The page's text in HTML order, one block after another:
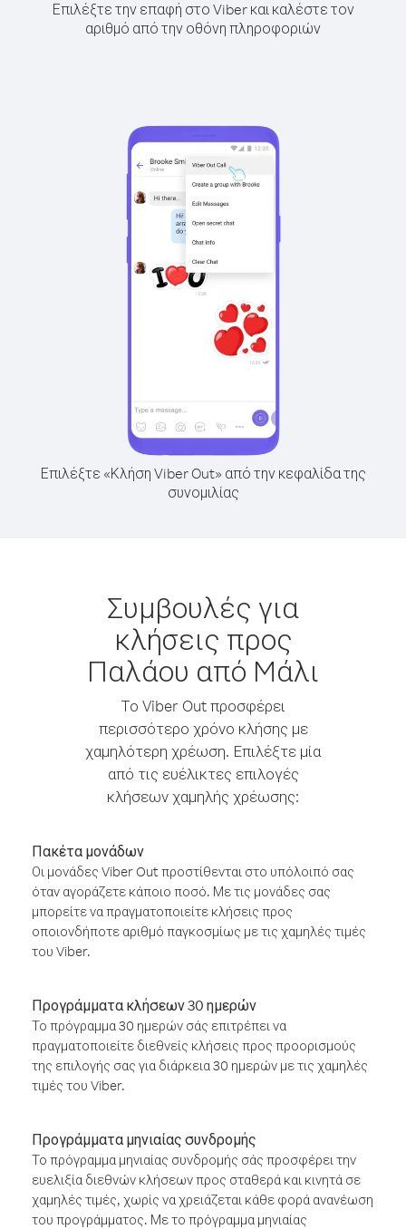
Επιλέξτε την επαφή στο Viber και καλέστε τον
αριθμό από την οθόνη πληροφοριών
Επιλέξτε «Κλήση Viber Out» από την κεφαλίδα της
συνομιλίας
Συμβουλές για
κλήσεις προς
Παλάου από Mάλι
Το Viber Out προσφέρει
περισσότερο χρόνο κλήσης με
χαμηλότερη χρέωση. Επιλέξτε μία
από τις ευέλικτες επιλογές
κλήσεων χαμηλής χρέωσης:
Πακέτα μονάδων
Οι μονάδες Viber Out προστίθενται στο υπόλοιπό σας
όταν αγοράζετε κάποιο ποσό. Με τις μονάδες σας
μπορείτε να πραγματοποιείτε κλήσεις προς
οποιονδήποτε αριθμό παγκοσμίως με τις χαμηλές τιμές
του Viber.
Προγράμματα κλήσεων 30 ημερών
Το πρόγραμμα 30 ημερών σάς επιτρέπει να
πραγματοποιείτε διεθνείς κλήσεις προς προορισμούς
της επιλογής σας για διάρκεια 30 ημερών με τις χαμηλές
τιμές του Viber.
Προγράμματα μηνιαίας συνδρομής
Το πρόγραμμα μηνιαίας συνδρομής σάς προσφέρει την
ευελιξία διεθνών κλήσεων προς σταθερά και κινητά σε
χαμηλές τιμές, χωρίς να χρειάζεται κάθε φορά ανανέωση
του προγράμματος. Με το πρόγραμμα μηνιαίας